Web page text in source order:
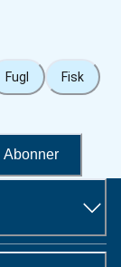
Fugl Fisk
Abonner